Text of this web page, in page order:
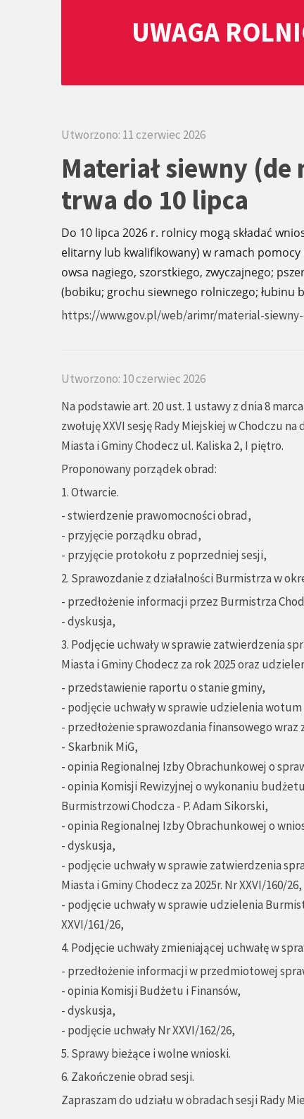
UWAGA
Utworzono: 11 czerwiec 2026
Materiał siewny
trwa do 10 lipca
Do 10 lipca 2026 r. rolnicy mogą składać
elitarny lub kwalifikowany) w ramach
owsa nagiego, szorstkiego, zwyczajnego;
(bobiku; grochu siewnego rolniczego; łubinu
https://www.gov.pl/web/arimr/material-
Utworzono: 10 czerwiec 2026
Na podstawie art. 20 ust. 1 ustawy z dnia 8
zwołuję XXVI sesję Rady Miejskiej w Chodczu
Miasta i Gminy Chodecz ul. Kaliska 2, I piętro.
Proponowany porządek obrad:
1. Otwarcie.
- stwierdzenie prawomocności obrad,
- przyjęcie porządku obrad,
- przyjęcie protokołu z poprzedniej sesji,
2. Sprawozdanie z działalności Burmistrza w
- przedłożenie informacji przez Burmistrza
- dyskusja,
3. Podjęcie uchwały w sprawie zatwierdzenia
Miasta i Gminy Chodecz za rok 2025 oraz
- przedstawienie raportu o stanie gminy,
- podjęcie uchwały w sprawie udzielenia
- przedłożenie sprawozdania finansowego
- Skarbnik MiG,
- opinia Regionalnej Izby Obrachunkowej o
- opinia Komisji Rewizyjnej o wykonaniu
Burmistrzowi Chodcza - P. Adam Sikorski,
- opinia Regionalnej Izby Obrachunkowej o
- dyskusja,
- podjęcie uchwały w sprawie zatwierdzenia
Miasta i Gminy Chodecz za 2025r. Nr XXVI/160/26,
- podjęcie uchwały w sprawie udzielenia
XXVI/161/26,
4. Podjęcie uchwały zmieniającej uchwałę w
- przedłożenie informacji w przedmiotowej
- opinia Komisji Budżetu i Finansów,
- dyskusja,
- podjęcie uchwały Nr XXVI/162/26,
5. Sprawy bieżące i wolne wnioski.
6. Zakończenie obrad sesji.
Zapraszam do udziału w obradach sesji Rady